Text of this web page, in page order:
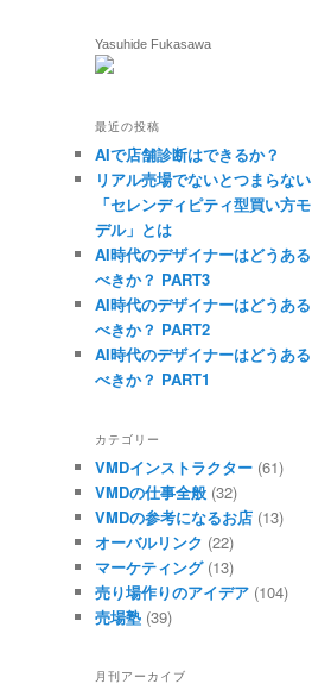
Yasuhide Fukasawa
最近の投稿
AIで店舗診断はできるか？
リアル売場でないとつまらない
「セレンディピティ型買い方モ
デル」とは
AI時代のデザイナーはどうある
べきか？ PART3
AI時代のデザイナーはどうある
べきか？ PART2
AI時代のデザイナーはどうある
べきか？ PART1
カテゴリー
VMDインストラクター (61)
VMDの仕事全般 (32)
VMDの参考になるお店 (13)
オーバルリンク (22)
マーケティング(13)
売り場作りのアイデア (104)
売場塾 (39)
月刊アーカイブ